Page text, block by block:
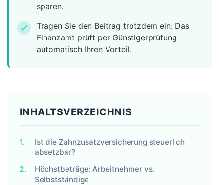
sparen.
check
Tragen Sie den Beitrag trotzdem ein: Das
Finanzamt prüft per Günstigerprüfung
automatisch Ihren Vorteil.
INHALTSVERZEICHNIS
1.
Ist die Zahnzusatzversicherung steuerlich
absetzbar?
2.
Höchstbeträge: Arbeitnehmer vs.
Selbstständige